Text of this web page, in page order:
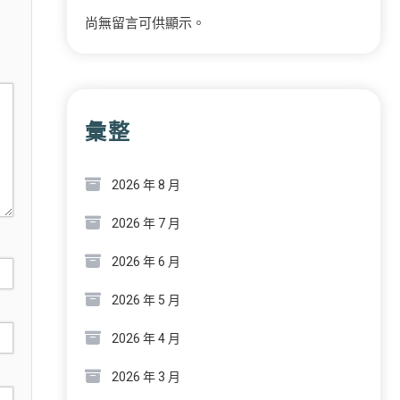
尚無留言可供顯示。
彙整
2026 年 8 月
2026 年 7 月
2026 年 6 月
2026 年 5 月
2026 年 4 月
2026 年 3 月